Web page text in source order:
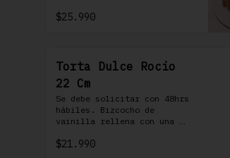
6 profiteroles.
$25.990
Torta Dulce Rocio
22 Cm
Se debe solicitar con 48hrs
hábiles. Bizcocho de
vainilla rellena con una
saborizada con dulce de
$21.990